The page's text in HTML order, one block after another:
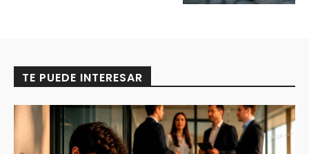
TE PUEDE INTERESAR